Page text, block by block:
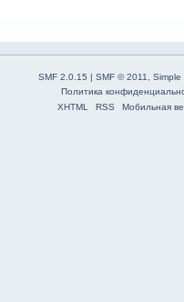
SMF 2.0.15 | SMF © 2011, Simple
Политика
XHTML
RSS Мобильная